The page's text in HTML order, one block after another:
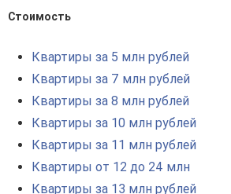
Стоимость
Квартиры за 5 млн рублей
Квартиры за 7 млн рублей
Квартиры за 8 млн рублей
Квартиры за 10 млн рублей
Квартиры за 11 млн рублей
Квартиры от 12 до 24 млн
Квартиры за 13 млн рублей